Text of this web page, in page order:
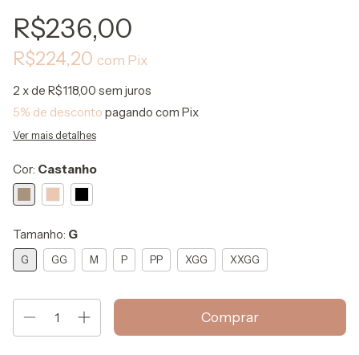
R$236,00
R$224,20 com Pix
2 x de R$118,00 sem juros
5% de desconto pagando com Pix
Ver mais detalhes
Cor: Castanho
Tamanho: G
G GG M P PP XGG XXGG